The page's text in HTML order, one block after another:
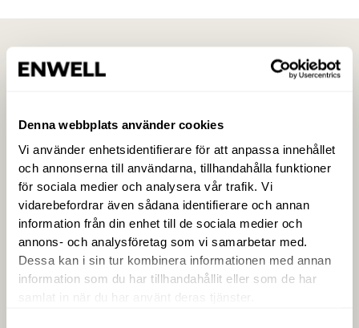
Denna webbplats använder cookies
Vi använder enhetsidentifierare för att anpassa innehållet
och annonserna till användarna, tillhandahålla funktioner
för sociala medier och analysera vår trafik. Vi
vidarebefordrar även sådana identifierare och annan
information från din enhet till de sociala medier och
annons- och analysföretag som vi samarbetar med.
Dessa kan i sin tur kombinera informationen med annan
information som du har tillhandahållit eller som de har
samlat in när du har använt deras tjänster.
Trygg med Enwell
Som kund hos oss får du en samlad kontakt med
trygg snabb service. Vi är enkla att arbeta med,
kompetenta på det vi gör och är din partner över en